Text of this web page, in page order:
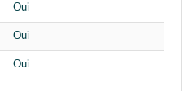
Oui
Oui
Oui